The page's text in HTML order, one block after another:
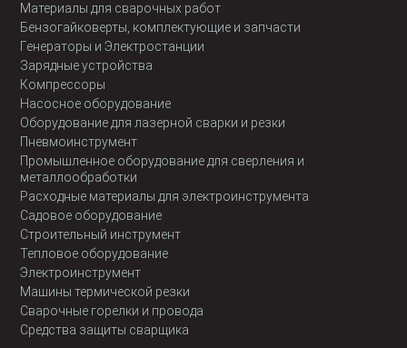
Материалы для сварочных работ
Бензогайковерты, комплектующие и запчасти
Генераторы и Электростанции
Зарядные устройства
Компрессоры
Насосное оборудование
Оборудование для лазерной сварки и резки
Пневмоинструмент
Промышленное оборудование для сверления и
металлообработки
Расходные материалы для электроинструмента
Садовое оборудование
Строительный инструмент
Тепловое оборудование
Электроинструмент
Машины термической резки
Сварочные горелки и провода
Средства защиты сварщика